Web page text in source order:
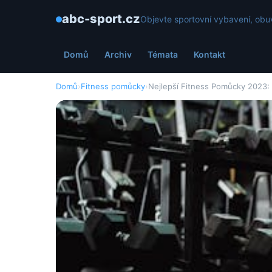
abc-sport.czObjevte sportovní vybavení,
Domů Archiv Témata Kontakt
Domů›Fitness pomůcky›Nejlepší Fitness Pomůcky